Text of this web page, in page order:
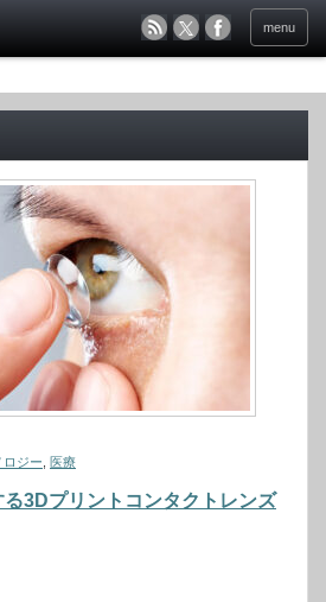
menu
ロジー 医療
3Dプリントコンタクトレンズ